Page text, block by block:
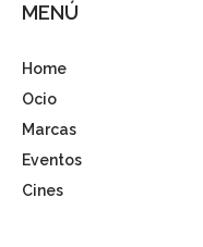
MENÚ
Home
Ocio
Marcas
Eventos
Cines